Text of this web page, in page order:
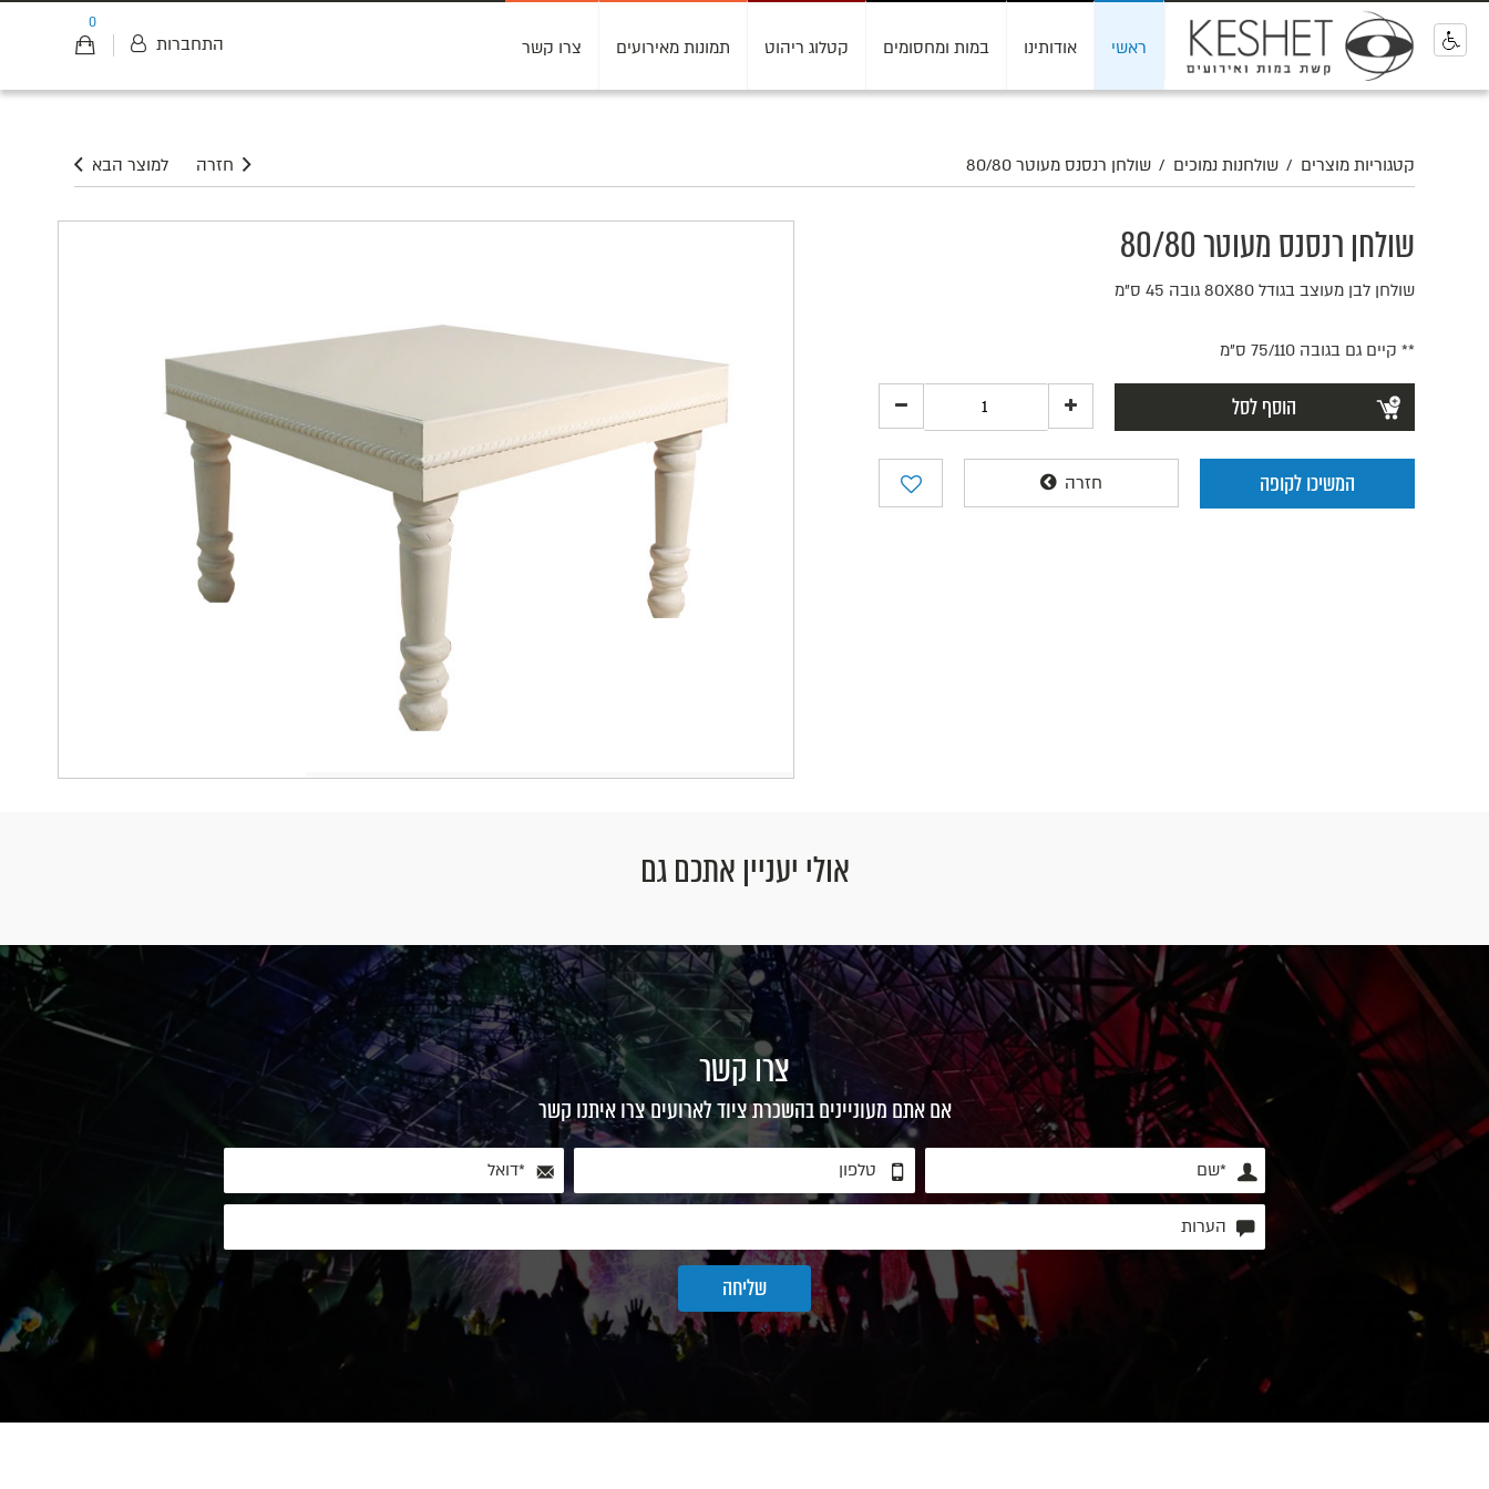
ראשי אודותינו במות ומחסומים קטלוג ריהוט תמונות מאירועים צרו קשר
0
התחברות
קטגוריות מוצרים / שולחנות נמוכים / שולחן רנסנס מעוטר 80/80 למוצר הבא חזרה
שולחן רנסנס מעוטר 80/80
שולחן לבן מעוצב בגודל 80X80 גובה 45 ס"מ
** קיים גם בגובה 75/110 ס"מ
הוסף לסל
המשיכו לקופה חזרה
אולי יעניין אתכם גם
צרו קשר
אם אתם מעוניינים בהשכרת ציוד לארועים צרו איתנו קשר